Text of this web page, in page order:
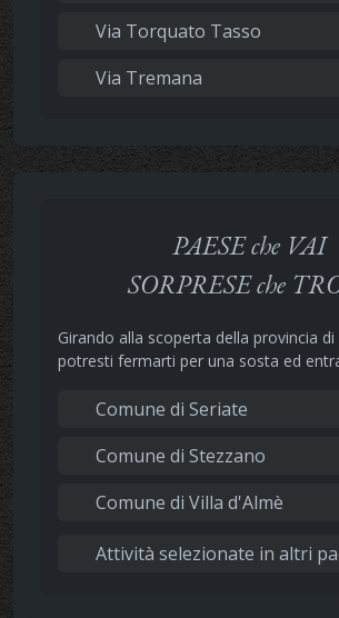
Via Torquato Tasso
Via Tremana
PAESE che VAI
SORPRESE che
Girando alla scoperta della provincia
potresti fermarti per una sosta ed
Comune di Seriate
Comune di Stezzano
Comune di Villa d'Almè
Attività selezionate in altri